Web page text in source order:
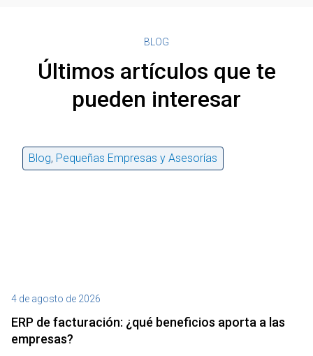
BLOG
Últimos artículos que te
pueden interesar
Blog, Pequeñas Empresas y Asesorías
4 de agosto de 2026
ERP de facturación​: ¿qué beneficios aporta a las
empresas?